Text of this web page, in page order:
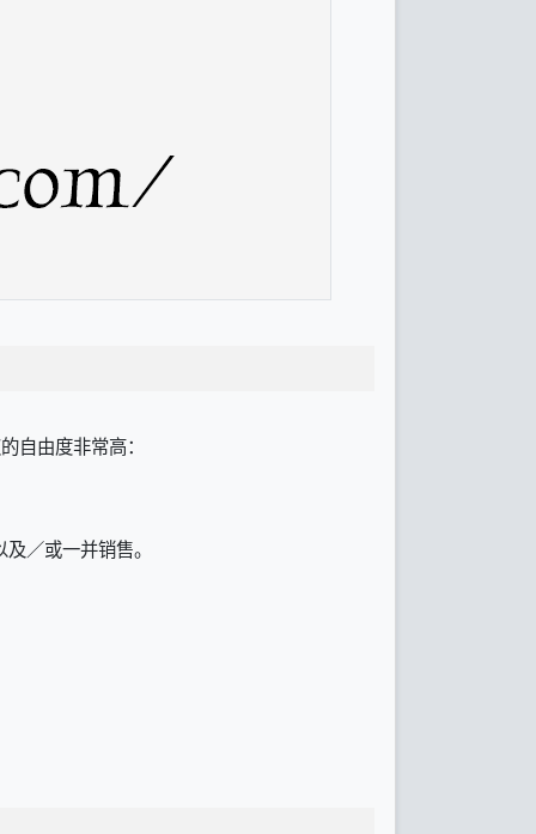
自由度非常高：
／或一并销售。